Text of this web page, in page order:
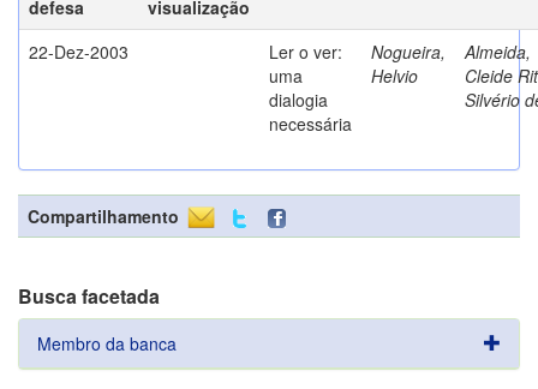
defesa
visualização
22-Dez-2003
Ler o ver:
uma
dialogia
necessária
Nogueira,
Helvio
Almeida,
Cleide
Silvério
Compartilhamento
Busca facetada
Membro da banca